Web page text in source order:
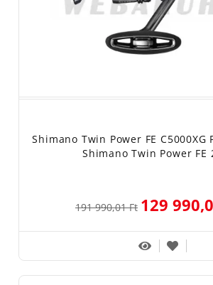
Shimano Twin Power FE C5000XG
Shimano Twin Power FE
191 990,01 Ft 129